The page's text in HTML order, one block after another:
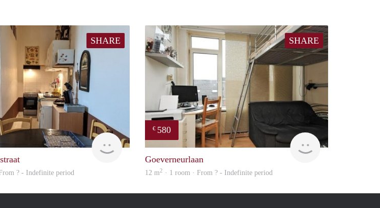
SHARE
finder
? - Indefinite period
SHARE
€ 580
rent
Goeverneurlaan
12 m2 · 1 room · From ? - Indefinite period